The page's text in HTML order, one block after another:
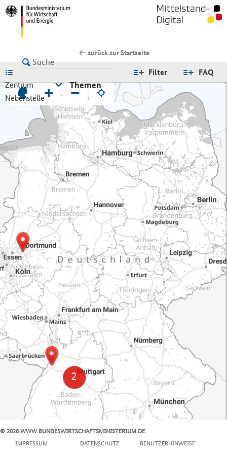
zurück zur Startseite
FAQ
Filter
Zentrum
Nebenstelle
Themen
+ −
© 2026 WWW.BUNDESWIRTSCHAFTSMINISTERIUM.DE
IMPRESSUM
DATENSCHUTZ BENUTZERHINWEISE